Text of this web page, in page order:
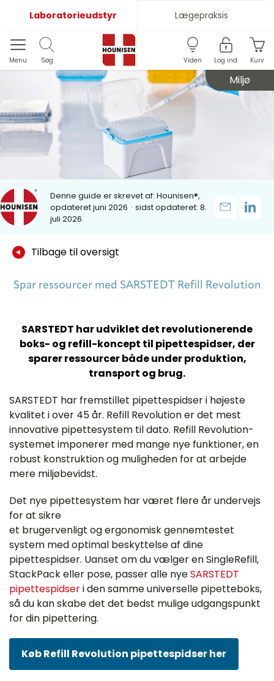
Laboratorieudstyr Lægepraksis
Menu Søg Viden Log ind Kurv
Miljø
Denne guide er skrevet af: Hounisen®,
opdateret juni 2026 · sidst opdateret: 8.
juli 2026
Tilbage til oversigt
Spar ressourcer med SARSTEDT Refill Revolution
SARSTEDT har udviklet det revolutionerende
boks- og refill-koncept til pipettespidser, der
sparer ressourcer både under produktion,
transport og brug.
SARSTEDT har fremstillet pipettespidser i højeste
kvalitet i over 45 år. Refill Revolution er det mest
innovative pipettesystem til dato. Refill Revolution-
systemet imponerer med mange nye funktioner, en
robust konstruktion og muligheden for at arbejde
mere miljøbevidst.
Det nye pipettesystem har været flere år undervejs
for at sikre
et brugervenligt og ergonomisk gennemtestet
system med optimal beskyttelse af dine
pipettespidser. Uanset om du vælger en SingleRefill,
StackPack eller pose, passer alle nyeSARSTEDT
pipettespidseri den samme universelle pipetteboks,
så du kan skabe det det bedst mulige udgangspunkt
for din pipettering.
Køb Refill Revolution pipettespidser her